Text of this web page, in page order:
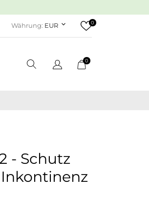
Währung: EUR keyboard_arrow_down 0
0
- Schutz